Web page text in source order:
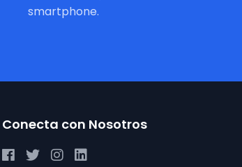
smartphone.
Conecta con Nosotros